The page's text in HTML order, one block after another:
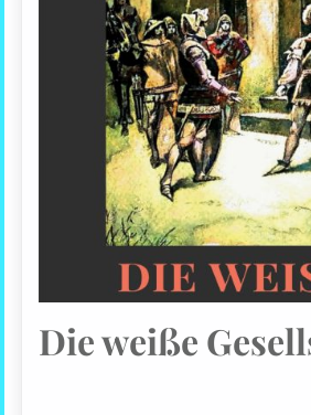
Die weiße